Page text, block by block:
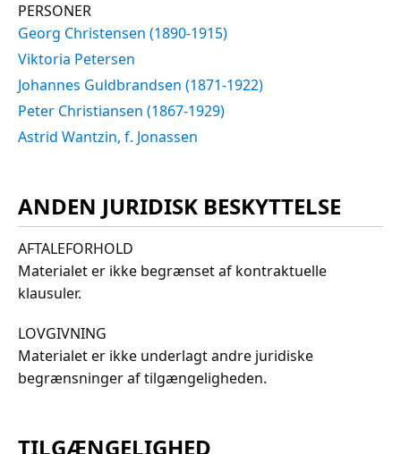
PERSONER
Georg Christensen (1890-1915)
Viktoria Petersen
Johannes Guldbrandsen (1871-1922)
Peter Christiansen (1867-1929)
Astrid Wantzin, f. Jonassen
ANDEN JURIDISK BESKYTTELSE
AFTALEFORHOLD
Materialet er ikke begrænset af kontraktuelle
klausuler.
LOVGIVNING
Materialet er ikke underlagt andre juridiske
begrænsninger af tilgængeligheden.
TILGÆNGELIGHED